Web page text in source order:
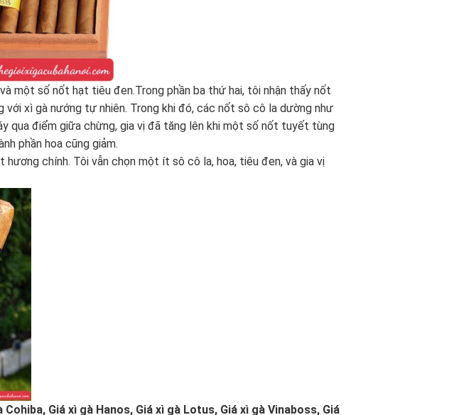
một số nốt hạt tiêu đen.Trong phần ba thứ hai, tôi nhận thấy nốt
xì gà nướng tự nhiên. Trong khi đó, các nốt sô cô la dường như
qua điểm giữa chừng, gia vị đã tăng lên khi một số nốt tuyết tùng
phần hoa cũng giảm.
hương chính. Tôi vẫn chọn một ít sô cô la, hoa, tiêu đen, và gia vị
Cohiba, Giá xì gà Hanos, Giá xì gà Lotus, Giá xì gà Vinaboss, Giá